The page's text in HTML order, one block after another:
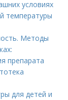
условиях
температуры
Методы
препарата
для детей и